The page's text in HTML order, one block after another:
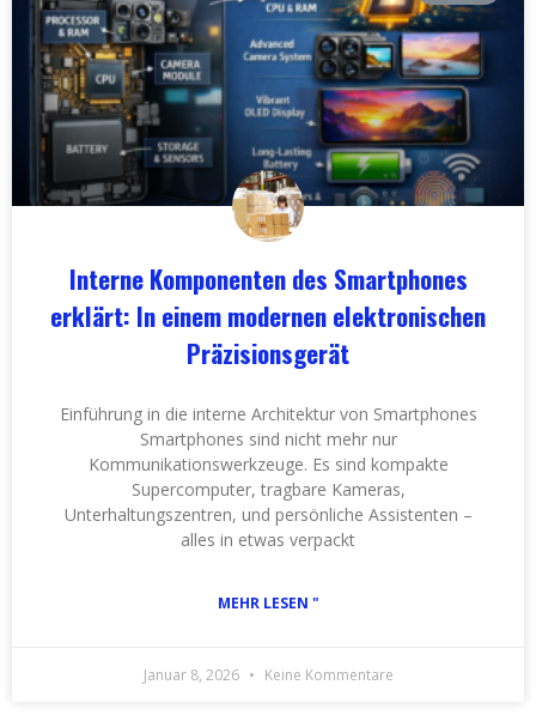
Interne Komponenten des Smartphones
erklärt: In einem modernen elektronischen
Präzisionsgerät
Einführung in die interne Architektur von Smartphones
Smartphones sind nicht mehr nur
Kommunikationswerkzeuge. Es sind kompakte
Supercomputer, tragbare Kameras,
Unterhaltungszentren, und persönliche Assistenten –
alles in etwas verpackt
MEHR LESEN "
Januar 8, 2026 Keine Kommentare